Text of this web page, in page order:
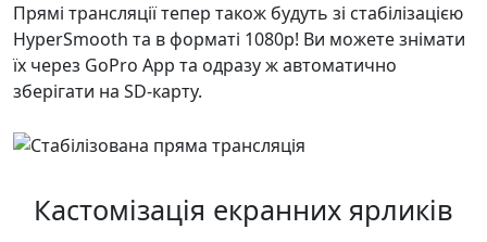
Прямі трансляції тепер також будуть зі стабілізацією
HyperSmooth та в форматі 1080p! Ви можете знімати
їх через GoPro App та одразу ж автоматично
зберігати на SD-карту.
Кастомізація екранних ярликів